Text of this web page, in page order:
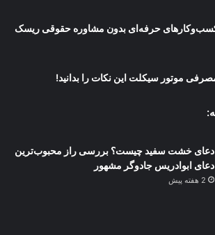
حرفه‌ای بدون مشاوره حقوقی ریسک
موتور سیکلت این نکات را بدانید!
دعای خشت سفید چیست؟ بررسی راز محبوب‌ترین
دعای ابوادریس جادوگر مشهور
2 هفته پیش